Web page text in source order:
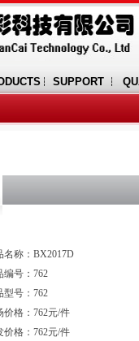
SUPPORT
名称：BX2017D
编号：762
型号：762
价格：762元/件
价格：762元/件